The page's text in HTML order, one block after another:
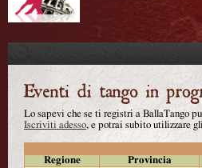
Lo sapevi che se ti registri a BallaTango
Iscriviti adesso, e potrai subito utilizzare
Regione
Provincia